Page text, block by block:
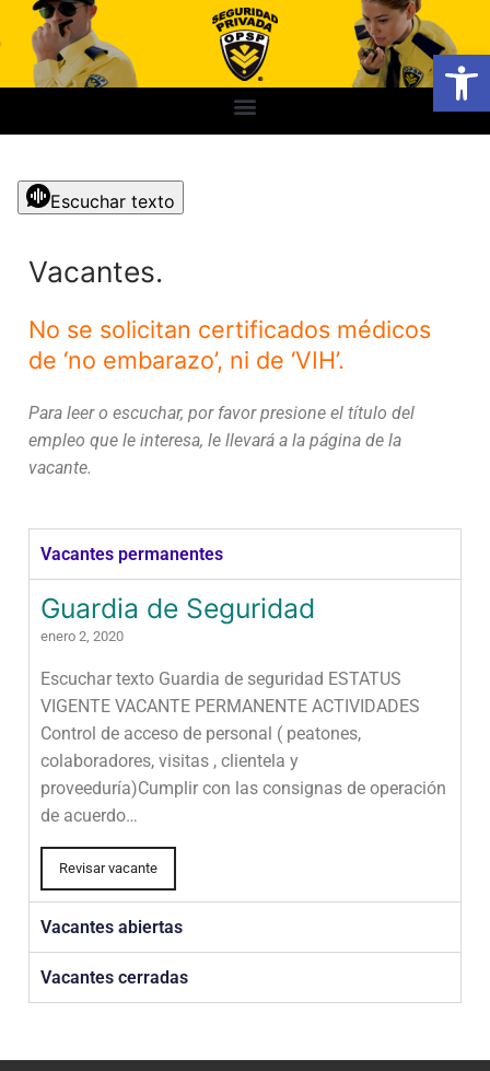
Abrir
Escuchar texto
Vacantes.
No se solicitan certificados médicos
de ‘no embarazo’, ni de ‘VIH’.
Para leer o escuchar, por favor presione el título del
empleo que le interesa, le llevará a la página de la
vacante.
Vacantes permanentes
Guardia de Seguridad
enero 2, 2020
Escuchar texto Guardia de seguridad ESTATUS
VIGENTE VACANTE PERMANENTE ACTIVIDADES
Control de acceso de personal ( peatones,
colaboradores, visitas , clientela y
proveeduría)Cumplir con las consignas de operación
de acuerdo…
Revisar vacante
Vacantes abiertas
Vacantes cerradas